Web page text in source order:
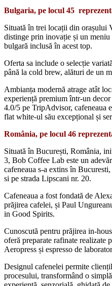
Bulgaria, pe locul 45
Situată în trei locații din orașului
distinge prin inovație și un
bulgară inclusă în acest top.
Oferta sa include o selecție
până la cold brew, alături de un
Ambianța modernă atrage atât
experiență premium într-un
4.0/5 pe TripAdvisor, cafeneaua
flat white-ul său excepțional și
România, pe locul 46
Situată în București, România,
3, Bob Coffee Lab este un
cafeneaua s-a extins în
si pe strada Lipscani nr. 20.
Cafeneaua a fost fondată de
prăjirea cafelei, și Paul
in Good Spirits.
Cunoscută pentru prăjirea in-
oferă preparate rafinate realizate
Aeropress și espresso de
Designul cafenelei permite
procesului, transformând o